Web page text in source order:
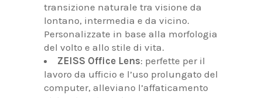
transizione naturale tra visione da
lontano, intermedia e da vicino.
Personalizzate in base alla morfologia
del volto e allo stile di vita.
ZEISS Office Lens: perfette per il
lavoro da ufficio e l’uso prolungato del
computer, alleviano l’affaticamento